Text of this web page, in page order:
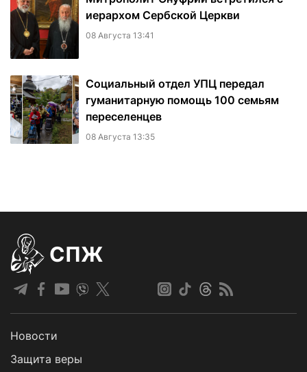
иерархом Сербской Церкви
08 Августа 13:41
Социальный отдел УПЦ передал
гуманитарную помощь 100 семьям
переселенцев
08 Августа 13:35
СПЖ
Новости
Защита веры